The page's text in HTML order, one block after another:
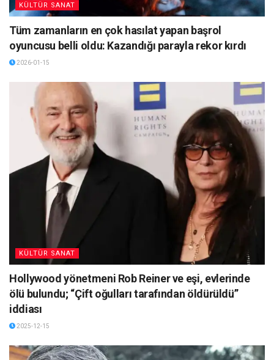
KÜLTÜR SANAT
Tüm zamanların en çok hasılat yapan başrol
oyuncusu belli oldu: Kazandığı parayla rekor kırdı
2026-01-15
KÜLTÜR SANAT
Hollywood yönetmeni Rob Reiner ve eşi, evlerinde
ölü bulundu; “Çift oğulları tarafından öldürüldü”
iddiası
2025-12-15